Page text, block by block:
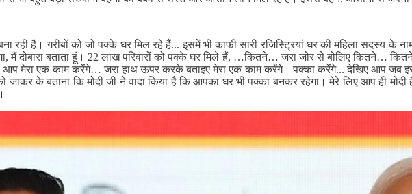
रही है। गरीबों को जो पक्के घर मिल रहे हैं... इसमें भी काफी सारी रजिस्ट्रियां घर की महिला सदस्य
मैं दोबारा बताता हूं। 22 लाख परिवारों को पक्के घर मिले हैं, …कितने… जरा जोर से बोलिए कितने…
है। आप मेरा एक काम करेंगे… जरा हाथ ऊपर करके बताइए मेरा एक काम करेंगे। पक्का करेंगे... देखिए आप
जाकर के बताना कि मोदी जी ने वादा किया है कि आपका घर भी पक्का बनकर रहेगा। मेरे लिए आप ही